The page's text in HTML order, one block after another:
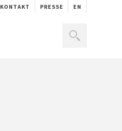
KONTAKT PRESSE EN